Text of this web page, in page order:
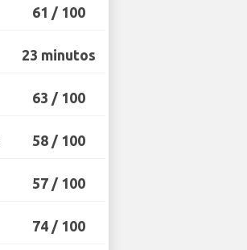
61 / 100
23 minutos
63 / 100
58 / 100
57 / 100
74 / 100